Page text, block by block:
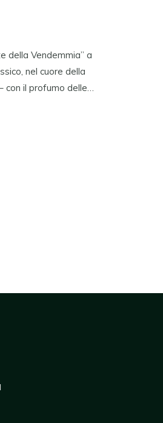
della Vendemmia” a
nel cuore della
con il profumo delle…